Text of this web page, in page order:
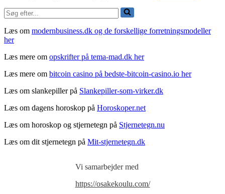
lån
Søg
efter...
Læs om modernbusiness.dk og de forskellige forretningsmodeller
her
Læs mere om opskrifter på tema-mad.dk her
Læs mere om bitcoin casino på bedste-bitcoin-casino.io her
Læs om slankepiller på Slankepiller-som-virker.dk
Læs om dagens horoskop på Horoskoper.net
Læs om horoskop og stjernetegn på Stjernetegn.nu
Læs om dit stjernetegn på Mit-stjernetegn.dk
Vi samarbejder med
https://osakekoulu.com/